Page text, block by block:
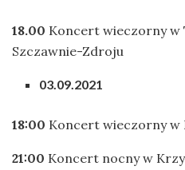
18.00 Koncert wieczorny
Szczawnie-Zdroju
03.09.2021
18:00 Koncert wieczorny w
21:00 Koncert nocny w